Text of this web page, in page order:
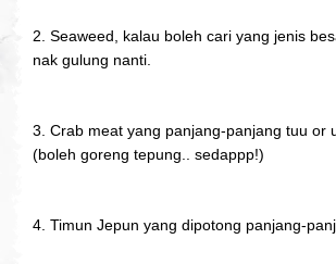
2. Seaweed, kalau boleh cari yang jenis
nak gulung nanti.
3. Crab meat yang panjang-panjang tuu or
(boleh goreng tepung.. sedappp!)
4. Timun Jepun yang dipotong panjang-